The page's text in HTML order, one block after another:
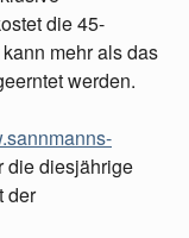
die 45-
mehr als das
werden.
die diesjährige
der